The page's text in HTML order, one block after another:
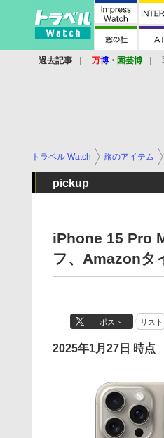
過去記事 万博 ・ 園芸博
トラベル Watch 旅のアイテム
pickup
iPhone 15 Pro
フ、Amazonタ
ポスト リスト
2025年1月27日 時点